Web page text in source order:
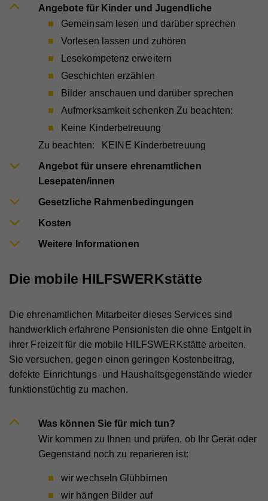
Angebote für Kinder und Jugendliche
Gemeinsam lesen und darüber sprechen
Vorlesen lassen und zuhören
Lesekompetenz erweitern
Geschichten erzählen
Bilder anschauen und darüber sprechen
Aufmerksamkeit schenken Zu beachten:
Keine Kinderbetreuung
Zu beachten: KEINE Kinderbetreuung
Angebot für unsere ehrenamtlichen
Lesepaten/innen
Gesetzliche Rahmenbedingungen
Kosten
Weitere Informationen
Die mobile HILFSWERKstätte
Die ehrenamtlichen Mitarbeiter dieses Services sind
handwerklich erfahrene Pensionisten die ohne Entgelt in
ihrer Freizeit für die mobile HILFSWERKstätte arbeiten.
Sie versuchen, gegen einen geringen Kostenbeitrag,
defekte Einrichtungs- und Haushaltsgegenstände wieder
funktionstüchtig zu machen.
Was können Sie für mich tun?
Wir kommen zu Ihnen und prüfen, ob Ihr Gerät oder
Gegenstand noch zu reparieren ist:
wir wechseln Glühbirnen
wir hängen Bilder auf
_gat
Anbieter Whatchado
Zweck
Wird von Google Analytics verwendet, um die
Name _gid
Zweck
um statistische Daten dazu, wie der Besucher die
Laufzeit 2 Jahre
Zweck
Registriert eine eindeutige ID, die verwendet wird,
um statistische Daten dazu, wie der Besucher die
Website nutzt, zu generieren.
Name _gat_UA_44117881-7
Anbieter Whatchado
Laufzeit 10 Minuten
Google Universal Analytics
Laufzeit 1 Minute
Wird von Google Analytics verwendet, um die
Anforderungsrate einzuschränken.
Anbieter Google Analytics
Laufzeit 1 Tag
Zweck
um statistische Daten dazu, wie der Besucher die